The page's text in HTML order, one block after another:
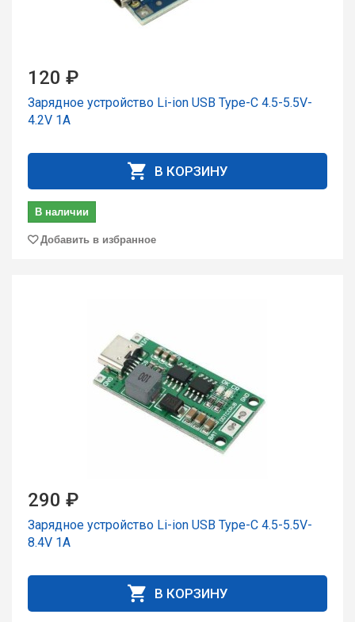
120 ₽
Зарядное устройство Li-ion USB Type-C 4.5-5.5V-
4.2V 1A
В КОРЗИНУ
В наличии
Добавить в избранное
290 ₽
Зарядное устройство Li-ion USB Type-C 4.5-5.5V-
8.4V 1A
В КОРЗИНУ